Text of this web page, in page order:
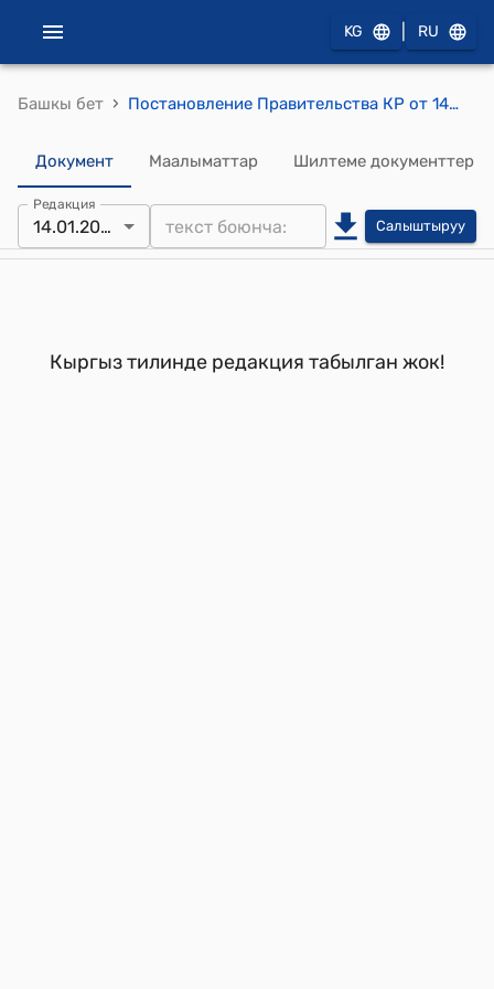
KG RU
Башкы бет › Постановление Правительства КР от 14 февраля 1994 года №67 "О покупке нефти в Ямало-Ненецком автономном округе"
Документ Маалыматтар Шилтеме документтер
Редакция
14.01.2022 Салыштыруу
Кыргыз тилинде редакция табылган жок!